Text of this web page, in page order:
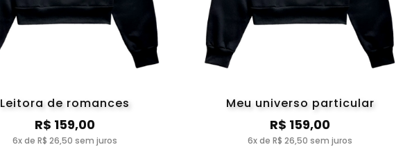
Leitora de romances
R$ 159,00
6x de R$ 26,50 sem juros
Meu universo particular
R$ 159,00
6x de R$ 26,50 sem juros